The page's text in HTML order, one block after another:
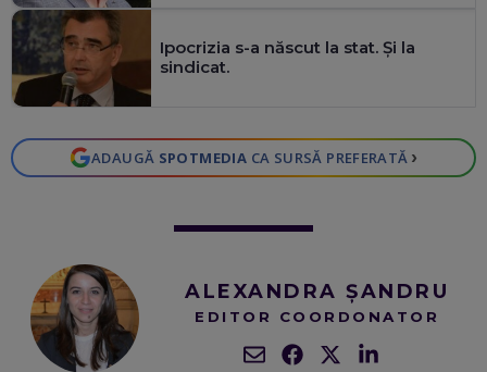
Ipocrizia s-a născut la stat. Și la
sindicat.
ADAUGĂ SPOTMEDIA CA SURSĂ PREFERATĂ ›
ALEXANDRA ȘANDRU
EDITOR COORDONATOR